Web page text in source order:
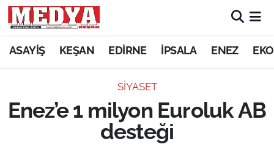
ASAYİŞ KEŞAN EDİRNE İPSALA ENEZ
SİYASET
Enez’e 1 milyon Euroluk AB
desteği
KEŞAN
ASAYİŞ